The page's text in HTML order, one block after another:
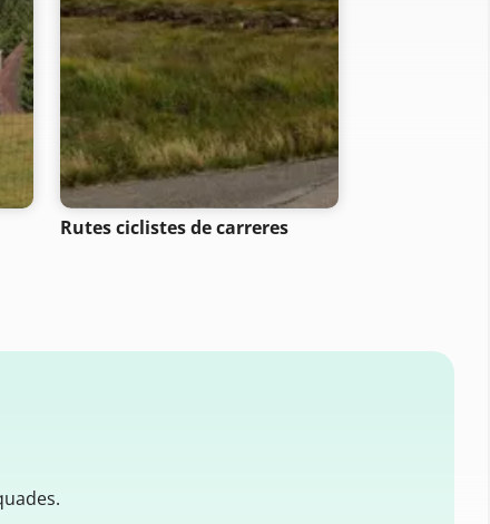
Rutes ciclistes de carreres